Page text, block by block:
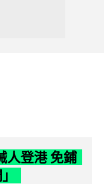
人登港 免鋪